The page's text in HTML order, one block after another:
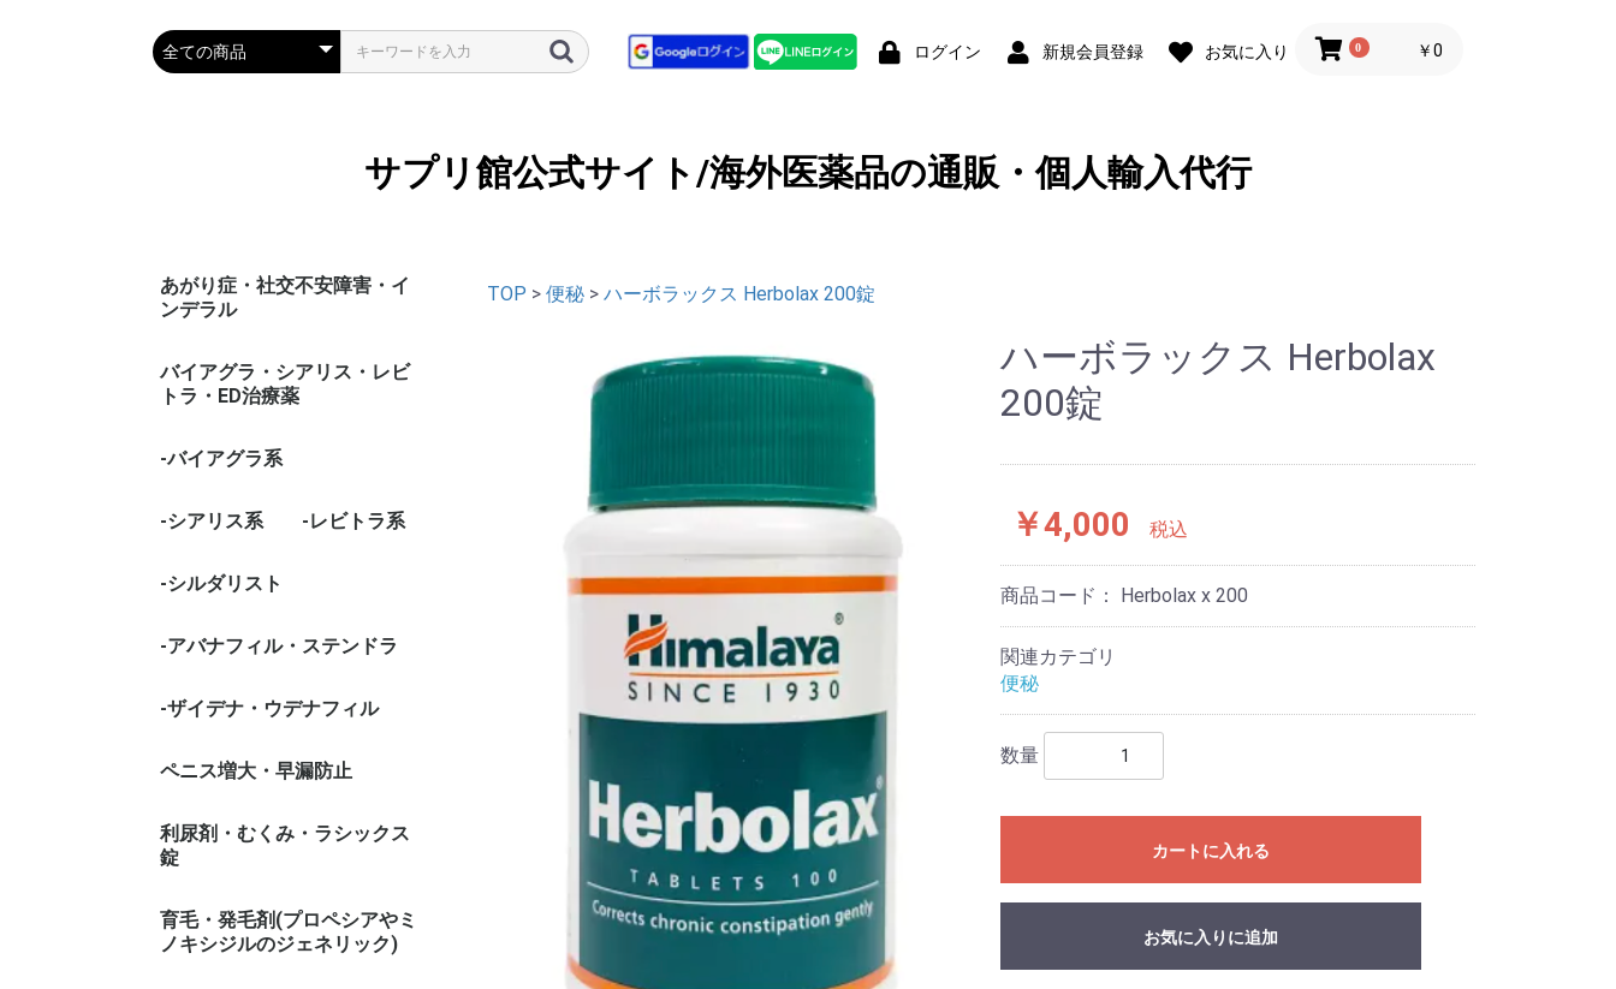
ログイン 新規会員登録 お気に入り 0 ￥0
サプリ館公式サイト/海外医薬品の通販・個人輸入代行
あがり症・社交不安障害・イ
ンデラル
バイアグラ・シアリス・レビ
トラ・ED治療薬
-バイアグラ系
-シアリス系 -レビトラ系
-シルダリスト
-アバナフィル・ステンドラ
-ザイデナ・ウデナフィル
ペニス増大・早漏防止
利尿剤・むくみ・ラシックス
錠
育毛・発毛剤(プロペシアやミ
ノキシジルのジェネリック)
TOP > 便秘> ハーボラックス Herbolax 200錠
ハーボラックス Herbolax
200錠
￥4,000 税込
商品コード： Herbolax x 200
関連カテゴリ
便秘
数量
カートに入れる
お気に入りに追加